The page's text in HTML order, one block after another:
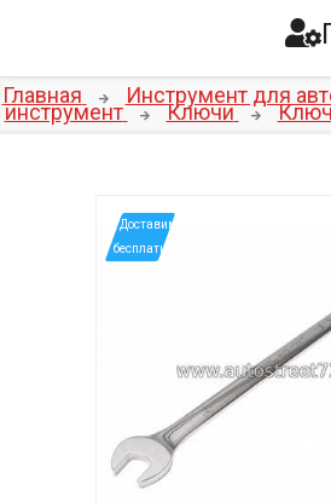
Главная Инструмент для
инструмент Ключи
*Доставим
бесплатно